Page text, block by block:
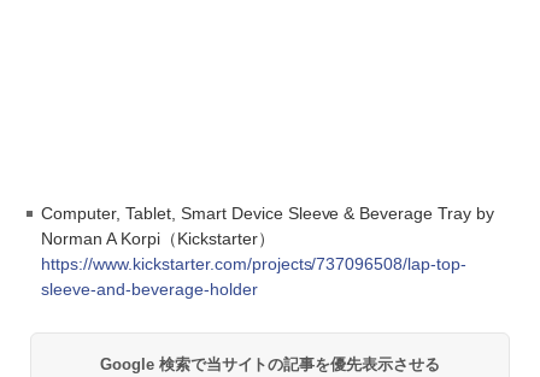
Computer, Tablet, Smart Device Sleeve & Beverage Tray by
Norman A Korpi（Kickstarter）
https://www.kickstarter.com/projects/737096508/lap-top-
sleeve-and-beverage-holder
Google 検索で当サイトの記事を優先表示させる